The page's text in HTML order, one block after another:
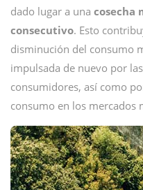
dado lugar a una cosecha
consecutivo. Esto
disminución del consumo
impulsada de nuevo por
consumidores, así como
consumo en los mercados